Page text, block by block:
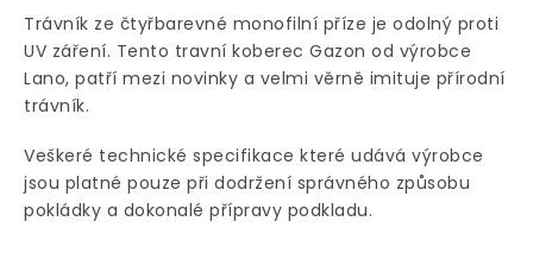
Trávník ze čtyřbarevné monofilní příze je odolný proti
UV záření. Tento travní koberec Gazon od výrobce
Lano, patří mezi novinky a velmi věrně imituje přírodní
trávník.
Veškeré technické specifikace které udává výrobce
jsou platné pouze při dodržení správného způsobu
pokládky a dokonalé přípravy podkladu.